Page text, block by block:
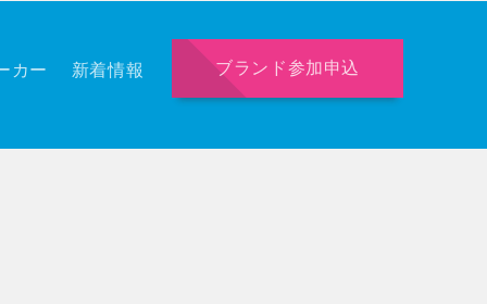
カー 新着情報 ブランド参加申込